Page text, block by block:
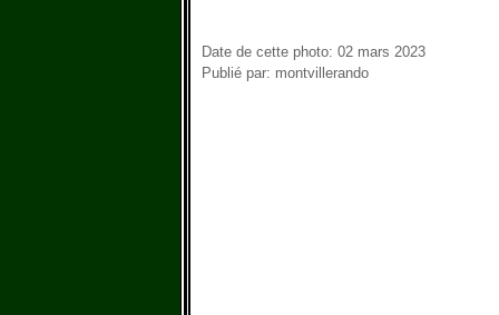
Date de cette photo: 02 mars 2023
Publié par: montvillerando